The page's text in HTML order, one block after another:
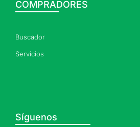
COMPRADORES
Buscador
Servicios
Síguenos